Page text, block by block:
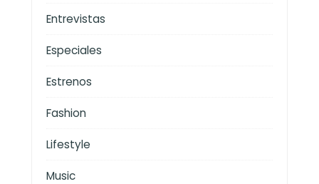
Entrevistas
Especiales
Estrenos
Fashion
Lifestyle
Music